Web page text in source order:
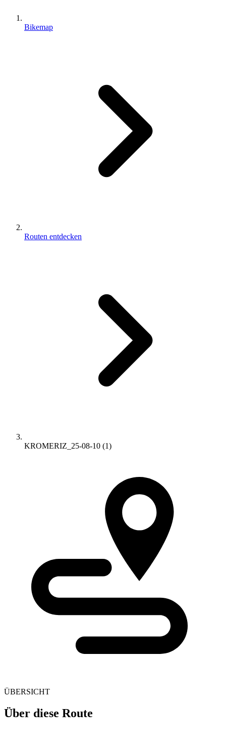
Bikemap
Routen entdecken
KROMERIZ_25-08-10 (1)
ÜBERSICHT
Über diese Route